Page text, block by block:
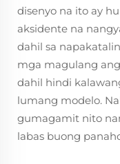
disenyo na ito ay
aksidente na
dahil sa
mga magulang
dahil hindi
lumang modelo.
gumagamit nito
labas buong